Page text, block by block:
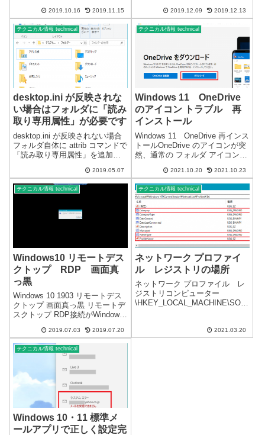
る。 あまり使用していないパソ
コンがあったので設定...
2019.10.16 2019.11.15
ウザでの表示セキュア通信であ
れば、鍵マークが表示されま
す。HTTPSになっていても鍵マ
ークが表示されないことがあり
2019.12.09 2019.12.13
テクニカル情報 technical
desktop.ini が反映されな
い場合はフォルダに「読み
取り専用属性」が必要です
desktop.ini が反映されない場合
フォルダ自体に attrib コマンドで
「読み取り専用属性」を追加し
ません。・デスクトップ・ドキ
ュメント・お気に入り その他
上記などのフォルダは、普通に
2019.05.07
テクニカル情報 technical
Windows 11 OneDrive
のアイコン トラブル 再
インストール
Windows 11 OneDrive 再インス
トールOneDrive のアイコンが突
然、通常の フォルダ アイコン
数のパソコンで確認Windows 11
インストール時には、正常なア
イコンでした。...
2021.10.20 2021.10.23
テクニカル情報 technical
Windows10 リモートデス
クトップ RDP 画面真
っ黒
Windows 10 1903 リモートデス
クトップ 画面真っ黒 リモートデ
スクトップ RDP接続がWindows
ります。真っ黒の画面↓接続情報
メッセージ↓接続は出来るのです
が、画面が真っ黒になり、正...
2019.07.03 2019.07.20
テクニカル情報 technical
ネットワーク プロファイ
ル レジストリの場所
ネットワーク プロファイル レ
ジストリコンピューター
\HKEY_LOCAL_MACHINE\SOF
rofiles\（ランダムな英数...2021.03.20
テクニカル情報 technical
Windows 10・11 標準メ
ールアプリで正しく設定完